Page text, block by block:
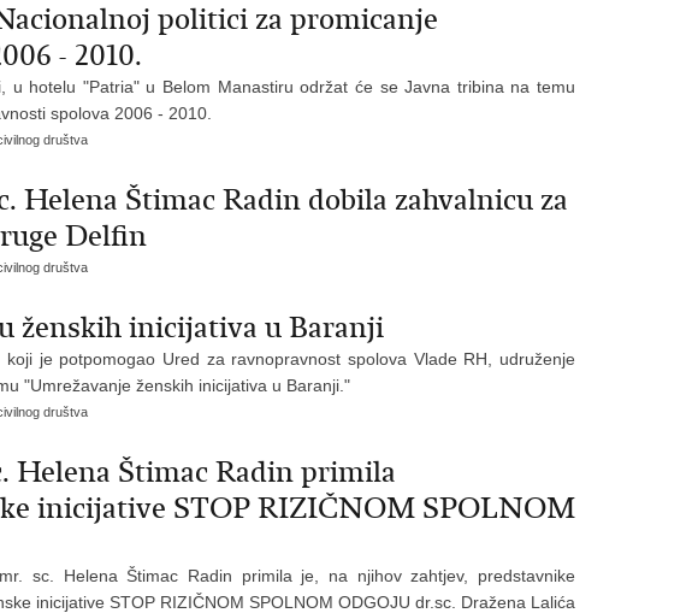
politici za promicanje
- 2010.
u hotelu "Patria" u Belom Manastiru održat će se Javna tribina na temu
spolova 2006 - 2010.
društva
Helena Štimac Radin dobila zahvalnicu za
Delfin
društva
ženskih inicijativa u Baranji
je potpomogao Ured za ravnopravnost spolova Vlade RH, udruženje
"Umrežavanje ženskih inicijativa u Baranji."
društva
Helena Štimac Radin primila
inicijative STOP RIZIČNOM SPOLNOM
sc. Helena Štimac Radin primila je, na njihov zahtjev, predstavnike
inicijative STOP RIZIČNOM SPOLNOM ODGOJU dr.sc. Dražena Lalića